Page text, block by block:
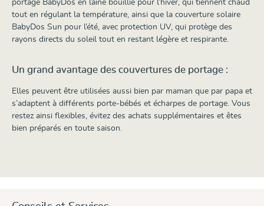
portage BabyDos en laine bouillie pour l’hiver, qui tiennent chaud
tout en régulant la température, ainsi que la couverture solaire
BabyDos Sun pour l’été, avec protection UV, qui protège des
rayons directs du soleil tout en restant légère et respirante.
Un grand avantage des couvertures de portage :
Elles peuvent être utilisées aussi bien par maman que par papa et
s’adaptent à différents porte-bébés et écharpes de portage. Vous
restez ainsi flexibles, évitez des achats supplémentaires et êtes
bien préparés en toute saison.